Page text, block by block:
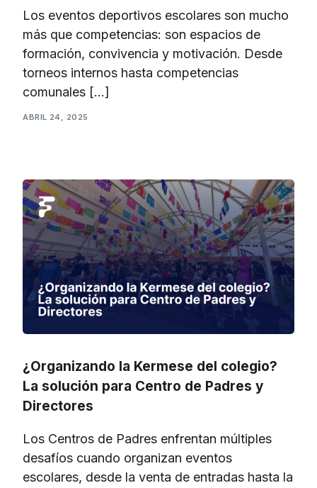
Los eventos deportivos escolares son mucho
más que competencias: son espacios de
formación, convivencia y motivación. Desde
torneos internos hasta competencias
comunales […]
ABRIL 24, 2025
¿Organizando la Kermese del colegio?
La solución para Centro de Padres y
Directores
Los Centros de Padres enfrentan múltiples
desafíos cuando organizan eventos
escolares, desde la venta de entradas hasta la